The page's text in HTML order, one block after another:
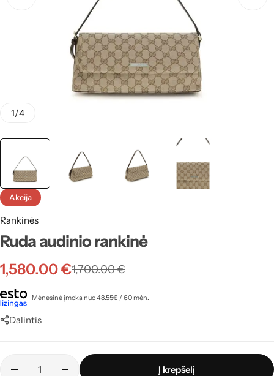
1/4
Akcija
Rankinės
Ruda audinio rankinė
1,700.00€
1,580.00€
Mėnesinė įmoka nuo 48.55€ / 60 mėn.
Dalintis
Į krepšelį